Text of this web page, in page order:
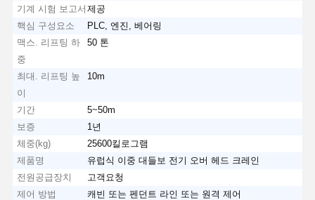
제품 소개 동영상 회사 소개
기계 시험 보고서 제공
핵심 구성요소
PLC, 엔진, 베어링
맥스. 리프팅 하
중
50 톤
최대. 리프팅 높
이
10m
기간
5~50m
보증
1년
체중(kg)
25600킬로그램
제품명
유럽식 이중 대들보 전기 오버 헤드 크레인
전원공급장치
고객요청
제어 방법
캐빈 또는 펜던트 라인 또는 원격 제어